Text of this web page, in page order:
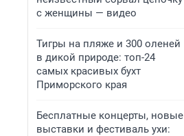
с женщины — видео
Тигры на пляже и 300 оленей
в дикой природе: топ-24
самых красивых бухт
Приморского края
Бесплатные концерты, новые
выставки и фестиваль ухи: